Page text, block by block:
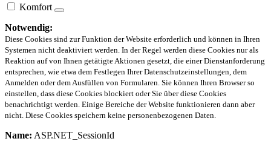
Komfort
Notwendig:
Diese Cookies sind zur Funktion der Website erforderlich und können in Ihren
Systemen nicht deaktiviert werden. In der Regel werden diese Cookies nur als
Reaktion auf von Ihnen getätigte Aktionen gesetzt, die einer Dienstanforderung
entsprechen, wie etwa dem Festlegen Ihrer Datenschutzeinstellungen, dem
Anmelden oder dem Ausfüllen von Formularen. Sie können Ihren Browser so
einstellen, dass diese Cookies blockiert oder Sie über diese Cookies
benachrichtigt werden. Einige Bereiche der Website funktionieren dann aber
nicht. Diese Cookies speichern keine personenbezogenen Daten.
Name: ASP.NET_SessionId